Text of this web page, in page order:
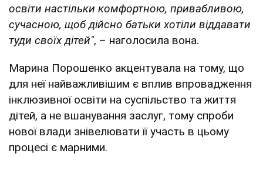
освіти настільки комфортною, привабливою,
сучасною, щоб дійсно батьки хотіли віддавати
туди своїх дітей", – наголосила вона.
Марина Порошенко акцентувала на тому, що
для неї найважливішим є вплив впровадження
інклюзивної освіти на суспільство та життя
дітей, а не вшанування заслуг, тому спроби
нової влади знівелювати її участь в цьому
процесі є марними.